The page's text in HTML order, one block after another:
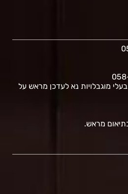
בעלי מוגבלויות נא לעדכן מראש על
מראש.